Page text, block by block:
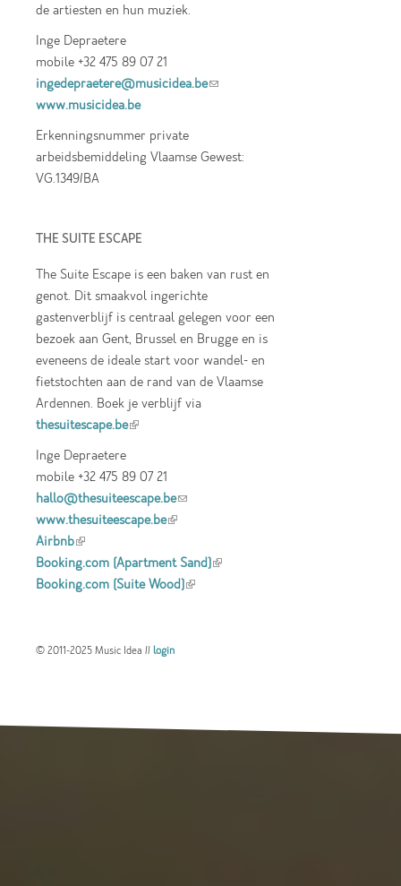
de artiesten en hun muziek.
Inge Depraetere
mobile +32 475 89 07 21
ingedepraetere@musicidea.be(link sends e-
www.musicidea.be
Erkenningsnummer private
arbeidsbemiddeling Vlaamse Gewest:
VG.1349/BA
THE SUITE ESCAPE
The Suite Escape is een baken van rust en
genot. Dit smaakvol ingerichte
gastenverblijf is centraal gelegen voor een
bezoek aan Gent, Brussel en Brugge en is
eveneens de ideale start voor wandel- en
fietstochten aan de rand van de Vlaamse
Ardennen. Boek je verblijf via
thesuitescape.be(link is external)
Inge Depraetere
mobile +32 475 89 07 21
hallo@thesuiteescape.be(link sends e-mail)
www.thesuiteescape.be(link is external)
Airbnb(link is external)
Booking.com (Apartment Sand)(link is
Booking.com (Suite Wood)(link is external)
© 2011-2025 Music Idea //login